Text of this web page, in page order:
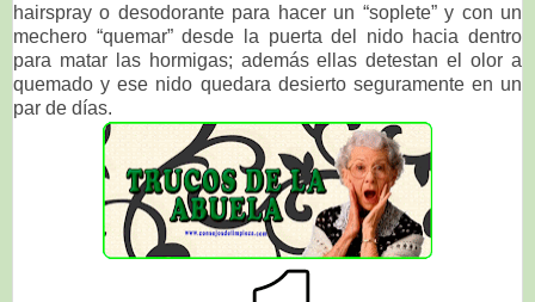
hairspray o desodorante para hacer un “soplete” y con un
mechero “quemar” desde la puerta del nido hacia dentro
para matar las hormigas; además ellas detestan el olor a
quemado y ese nido quedara desierto seguramente en un
par de días.